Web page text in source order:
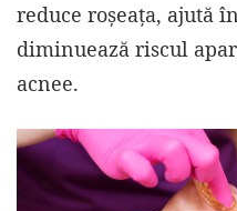
reduce roşeaţa, ajută
diminuează riscul
acnee.